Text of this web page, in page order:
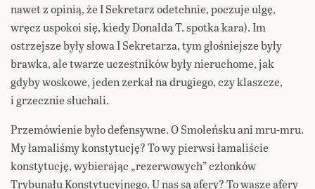
nawet z opinią, że I Sekretarz odetchnie, poczuje ulgę,
wręcz uspokoi się, kiedy Donalda T. spotka kara). Im
ostrzejsze były słowa I Sekretarza, tym głośniejsze były
brawka, ale twarze uczestników były nieruchome, jak
gdyby woskowe, jeden zerkał na drugiego, czy klaszcze,
i grzecznie słuchali.
Przemówienie było defensywne. O Smoleńsku ani mru-mru.
My łamaliśmy konstytucję? To wy pierwsi łamaliście
konstytucję, wybierając „rezerwowych” członków
Trybunału Konstytucyjnego. U nas są afery? To wasze afery